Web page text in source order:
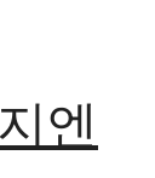
엔